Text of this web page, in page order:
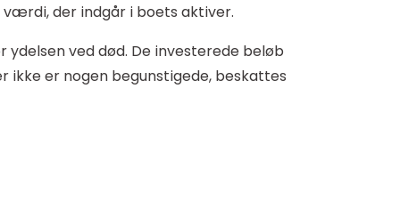
der indgår i boets aktiver.
ved død. De investerede beløb
ikke er nogen begunstigede, beskattes